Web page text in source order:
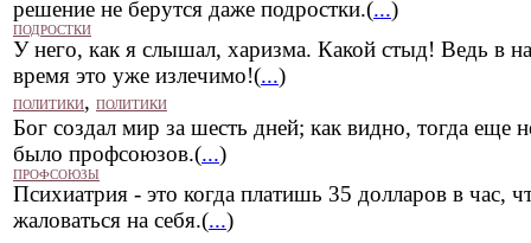
решение не берутся даже подростки.(...)
ПОДРОСТКИ
У него, как я слышал, харизма. Какой стыд! Ведь в
время это уже излечимо!(...)
ПОЛИТИКИ, ПОЛИТИКИ
Бог создал мир за шесть дней; как видно, тогда еще
было профсоюзов.(...)
ПРОФСОЮЗЫ
Психиатрия - это когда платишь 35 долларов в час,
жаловаться на себя.(...)